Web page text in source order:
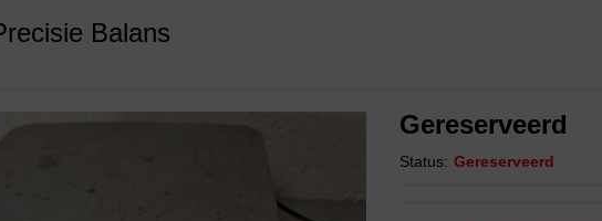
Balans
Gereserveerd
Status: Gereserveerd